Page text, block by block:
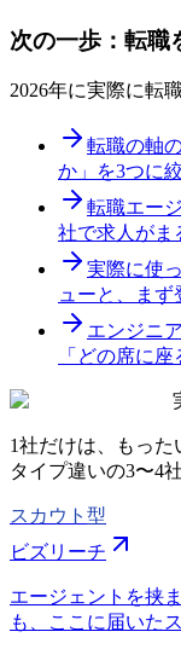
次の一歩：転職
2026年に実際に転
転職の軸
か」を3つに
転職エー
社で求人がま
実際に使
ューと、まず
エンジニ
「どの席に
1社だけは、もった
タイプ違いの3〜4社
スカウト型
ビズリーチ
エージェントを挟
も、ここに届いた